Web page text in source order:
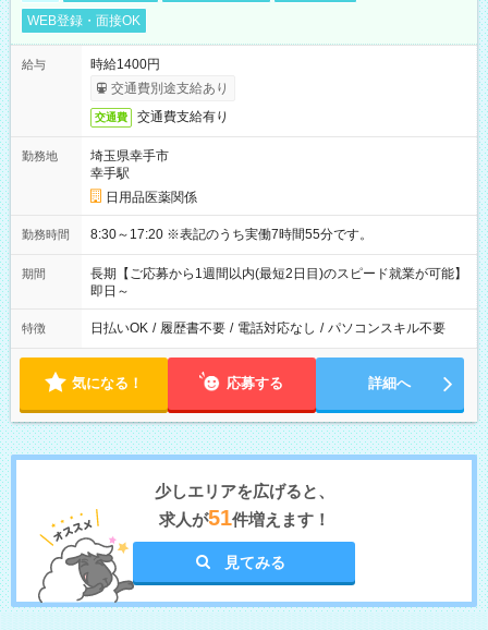
WEB登録・面接OK
給与
時給1400円
交通費別途支給あり
交通費 交通費支給有り
勤務地
埼玉県幸手市
幸手駅
日用品医薬関係
勤務時間 8:30～17:20 ※表記のうち実働7時間55分です。
期間
長期【ご応募から1週間以内(最短2日目)のスピード就業が可能】
即日～
特徴 日払いOK / 履歴書不要 / 電話対応なし / パソコンスキル不要
気になる！ 応募する 詳細へ
少しエリアを広げると、
求人が51件増えます！
見てみる